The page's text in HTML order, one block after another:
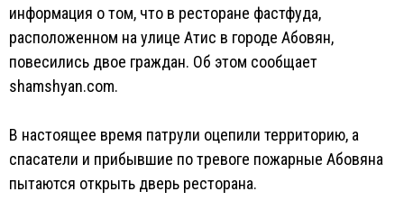
информация о том, что в ресторане фастфуда,
расположенном на улице Атис в городе Абовян,
повесились двое граждан. Об этом сообщает
shamshyan.com.
В настоящее время патрули оцепили территорию, а
спасатели и прибывшие по тревоге пожарные Абовяна
пытаются открыть дверь ресторана.